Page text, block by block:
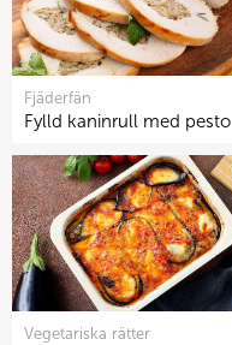
Fjäderfän
Fylld kaninrull med pesto
Vegetariska rätter